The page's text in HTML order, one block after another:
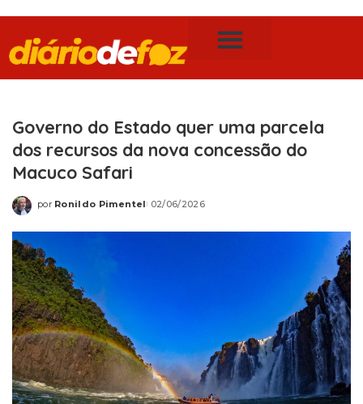
Governo do Estado quer uma parcela
dos recursos da nova concessão do
Macuco Safari
por Ronildo Pimentel 02/06/2026